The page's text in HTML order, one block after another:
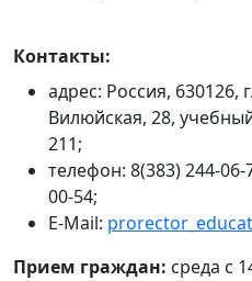
Контакты:
адрес: Россия, 630126,
Вилюйская, 28,
211;
телефон: 8(383) 244-
00-54;
E-Mail:
Прием граждан: среда с